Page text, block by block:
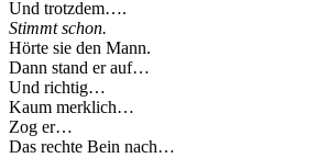
Und trotzdem….
Stimmt schon.
Hörte sie den Mann.
Dann stand er auf…
Und richtig…
Kaum merklich…
Zog er…
Das rechte Bein nach…